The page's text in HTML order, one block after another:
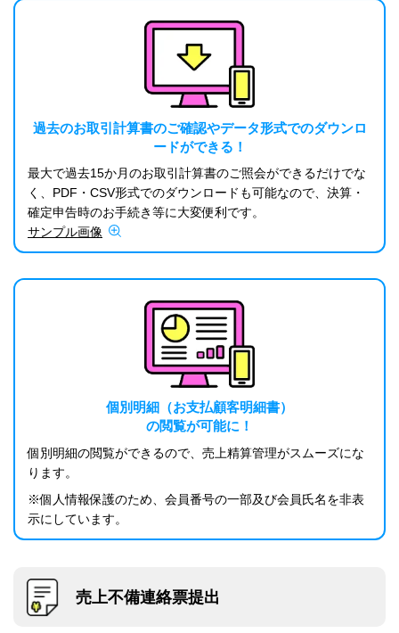
過去のお取引計算書のご確認やデータ形式でのダウンロ
ードができる！
最大で過去15か月のお取引計算書のご照会ができるだけでな
く、PDF・CSV形式でのダウンロードも可能なので、決算・
確定申告時のお手続き等に大変便利です。
サンプル画像
個別明細（お支払顧客明細書）
の閲覧が可能に！
個別明細の閲覧ができるので、売上精算管理がスムーズにな
ります。
※個人情報保護のため、会員番号の一部及び会員氏名を非表
示にしています。
売上不備連絡票提出